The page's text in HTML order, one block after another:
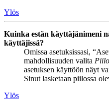
Ylös
Kuinka estän käyttäjänimeni
käyttäjissä?
Omissa asetuksissasi,
mahdollisuuden valita
asetuksen käyttöön näyt
Sinut lasketaan piilossa
Ylös